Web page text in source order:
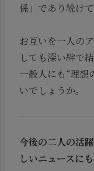
係」であり続けて
お互いを一人の
しても深い絆で
一般人にも“理想
いでしょうか。
今後の二人の活
しいニュースに